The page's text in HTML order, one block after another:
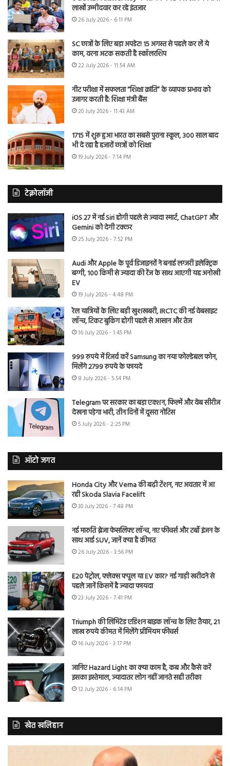
लाखों उम्मीदवार कर रहे इंतजार
26 July 2026 - 6:11 PM
SC छात्रों के लिए बड़ा अपडेट! 15 अगस्त से पहले कर लें ये
काम, वरना अटक सकती है स्कॉलरशिप
22 July 2026 - 11:54 AM
नीट परीक्षा में सफलता “शिक्षा क्रांति” के व्यापक प्रभाव को
उजागर करती है: शिक्षा मंत्री बैंस
20 July 2026 - 11:43 AM
1715 में शुरू हुआ भारत का सबसे पुराना स्कूल, 300 साल बाद
भी दे रहा है हजारों छात्रों को शिक्षा
19 July 2026 - 7:14 PM
टेक्नोलॉजी
iOS 27 में नई Siri होगी पहले से ज्यादा स्मार्ट, ChatGPT और
Gemini को देगी टक्कर
25 July 2026 - 7:52 PM
Audi और Apple के पूर्व डिजाइनरों ने बनाई लग्जरी इलेक्ट्रिक
बग्गी, 100 किमी से ज्यादा की रेंज के साथ आएगी यह अनोखी
EV
19 July 2026 - 4:48 PM
रेल यात्रियों के लिए बड़ी खुशखबरी, IRCTC की नई वेबसाइट
लॉन्च, टिकट बुकिंग होगी पहले से आसान और तेज
16 July 2026 - 1:45 PM
999 रुपये में रिजर्व करें Samsung का नया फोल्डेबल फोन,
मिलेंगे 2799 रुपये के फायदे
8 July 2026 - 5:54 PM
Telegram पर सरकार का बड़ा एक्शन, फिल्में और वेब सीरीज
देखना पड़ेगा भारी, तीन दिनों में दूसरा नोटिस
5 July 2026 - 2:25 PM
ऑटो जगत
Honda City और Verna की बढ़ी टेंशन, नए अवतार में आ
रही Skoda Slavia Facelift
30 July 2026 - 7:48 PM
नई मारुति ब्रेजा फेसलिफ्ट लॉन्च, नए फीचर्स और टर्बो इंजन के
साथ आई SUV, जानें क्या है कीमत
26 July 2026 - 3:56 PM
E20 पेट्रोल, फ्लेक्स फ्यूल या EV कार? नई गाड़ी खरीदने से
पहले जानें किसमें है ज्यादा फायदा
23 July 2026 - 7:41 PM
Triumph की लिमिटेड एडिशन बाइक लॉन्च के लिए तैयार, 21
लाख रुपये कीमत में मिलेंगे प्रीमियम फीचर्स
16 July 2026 - 3:17 PM
जानिए Hazard Light का क्या काम है, कब और कैसे करें
इसका इस्तेमाल, ज्यादातर लोग नहीं जानते सही तरीका
12 July 2026 - 6:14 PM
खेत खलिहान